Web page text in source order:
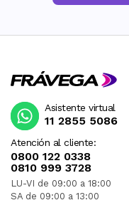
Atención al cliente:
0800 122 0338
0810 999 3728
LU-VI de 09:00 a 18:00
SA de 09:00 a 13:00
Asistente virtual
11 2855 5086